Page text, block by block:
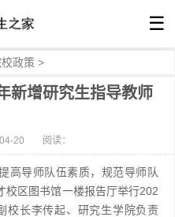
☰
校政策 >
新增研究生指导教师
20 阅读：
高导师队伍素质，规范导师队
校区图书馆一楼报告厅举行202
校长李传起、研究生学院负责